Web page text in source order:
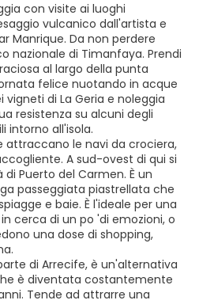
con visite ai luoghi
vulcanico dall'artista e
Manrique. Da non perdere
nazionale di Timanfaya. Prendi
al largo della punta
felice nuotando in acque
vigneti di La Geria e noleggia
resistenza su alcuni degli
intorno all'isola.
attraccano le navi da crociera,
A sud-ovest di qui si
Puerto del Carmen. È un
passeggiata piastrellata che
e baie. È l'ideale per una
cerca di un po 'di emozioni, o
una dose di shopping,
di Arrecife, è un'alternativa
è diventata costantemente
Tende ad attrarre una